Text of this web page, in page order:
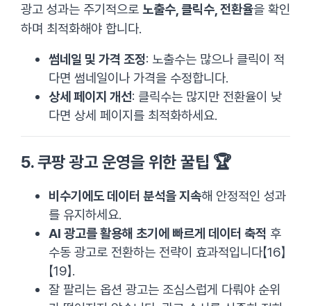
광고 성과는 주기적으로 노출수, 클릭수, 전환율을 확인
하며 최적화해야 합니다.
썸네일 및 가격 조정: 노출수는 많으나 클릭이 적
다면 썸네일이나 가격을 수정합니다.
상세 페이지 개선: 클릭수는 많지만 전환율이 낮
다면 상세 페이지를 최적화하세요.
5.쿠팡 광고 운영을 위한 꿀팁 🏆
비수기에도 데이터 분석을 지속해 안정적인 성과
를 유지하세요.
AI 광고를 활용해 초기에 빠르게 데이터 축적 후
수동 광고로 전환하는 전략이 효과적입니다【16】
【19】.
잘 팔리는 옵션 광고는 조심스럽게 다뤄야 순위